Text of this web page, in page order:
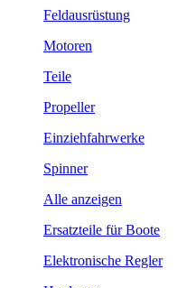
Feldausrüstung
Motoren
Teile
Propeller
Einziehfahrwerke
Spinner
Alle anzeigen
Ersatzteile für Boote
Elektronische Regler